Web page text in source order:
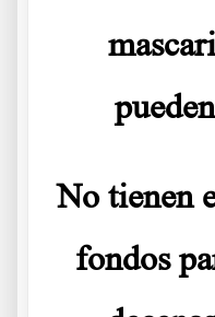
No tienen
fondos